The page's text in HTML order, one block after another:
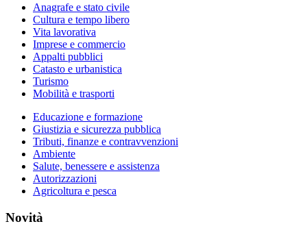
Anagrafe e stato civile
Cultura e tempo libero
Vita lavorativa
Imprese e commercio
Appalti pubblici
Catasto e urbanistica
Turismo
Mobilità e trasporti
Educazione e formazione
Giustizia e sicurezza pubblica
Tributi, finanze e contravvenzioni
Ambiente
Salute, benessere e assistenza
Autorizzazioni
Agricoltura e pesca
Novità